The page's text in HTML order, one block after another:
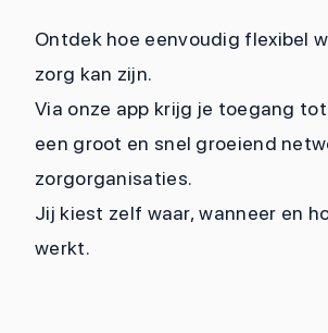
Ontdek hoe eenvoudig flexibel
zorg kan zijn.
Via onze app krijg je toegang
een groot en snel groeiend
zorgorganisaties.
Jij kiest zelf waar, wanneer en
werkt.